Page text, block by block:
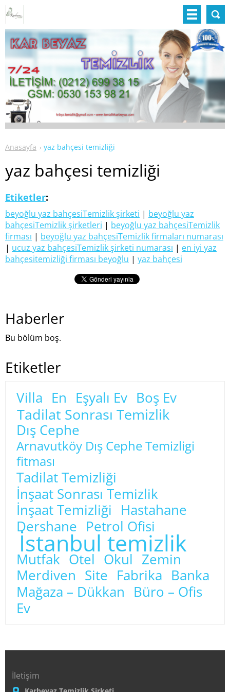
Anasayfa yaz bahçesi temizliği
yaz bahçesi temizliği
Etiketler:
beyoğlu yaz bahçesiTemizlik şirketi | beyoğlu yaz
bahçesiTemizlik şirketleri | beyoğlu yaz bahçesiTemizlik
firması | beyoğlu yaz bahçesiTemizlik firmaları numarası
| ucuz yaz bahçesiTemizlik şirketi numarası | en iyi yaz
bahçesitemizliği firması beyoğlu | yaz bahçesi
Haberler
Bu bölüm boş.
Etiketler
Villa En Eşyalı Ev Boş Ev
Tadilat Sonrası Temizlik
Dış Cephe
Arnavutköy Dış Cephe Temizligi
fitması
Tadilat Temizliği
İnşaat Sonrası Temizlik
İnşaat Temizliği Hastahane
Dershane Petrol Ofisi
İstanbul temizlik
Mutfak Otel Okul Zemin
Merdiven Site Fabrika Banka
Mağaza – Dükkan Büro – Ofis
Ev
İletişim